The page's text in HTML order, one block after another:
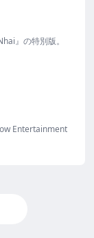
』の特別版。
Entertainment